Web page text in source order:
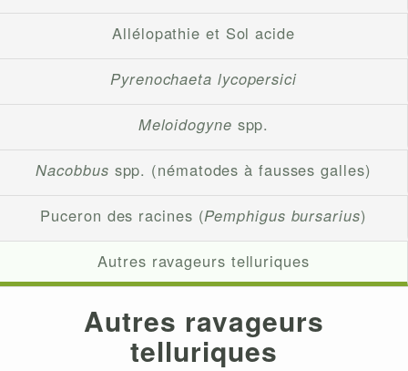
Allélopathie et Sol acide
Pyrenochaeta lycopersici
Meloidogyne spp.
Nacobbus spp. (nématodes à fausses galles)
Puceron des racines (Pemphigus bursarius)
Autres ravageurs telluriques
Autres ravageurs
telluriques